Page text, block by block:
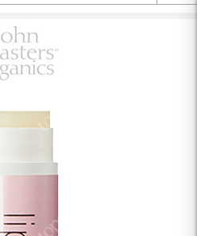
i zadbaj o swoją cerę jak
do indywidualnych potrzeb
by umożliwić Ci
i doświadczanie
— świadomie, z troską o